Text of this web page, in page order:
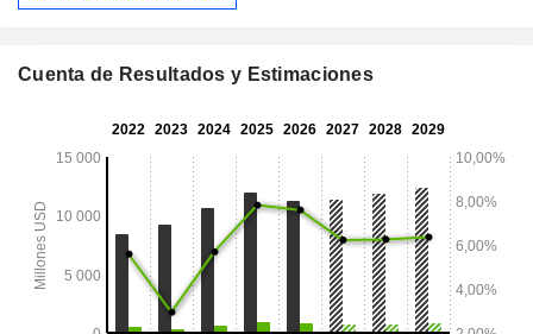
Cuenta de Resultados y Estimaciones